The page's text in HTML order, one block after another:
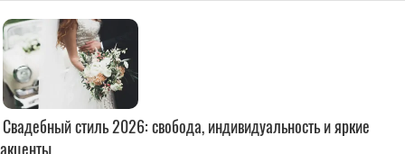
Свадебный стиль 2026: свобода, индивидуальность и яркие
акценты